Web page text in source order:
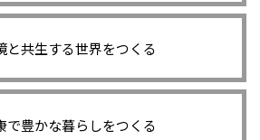
と共生する世界をつくる
で豊かな暮らしをつくる